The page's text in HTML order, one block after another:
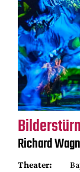
Richard
Theater: